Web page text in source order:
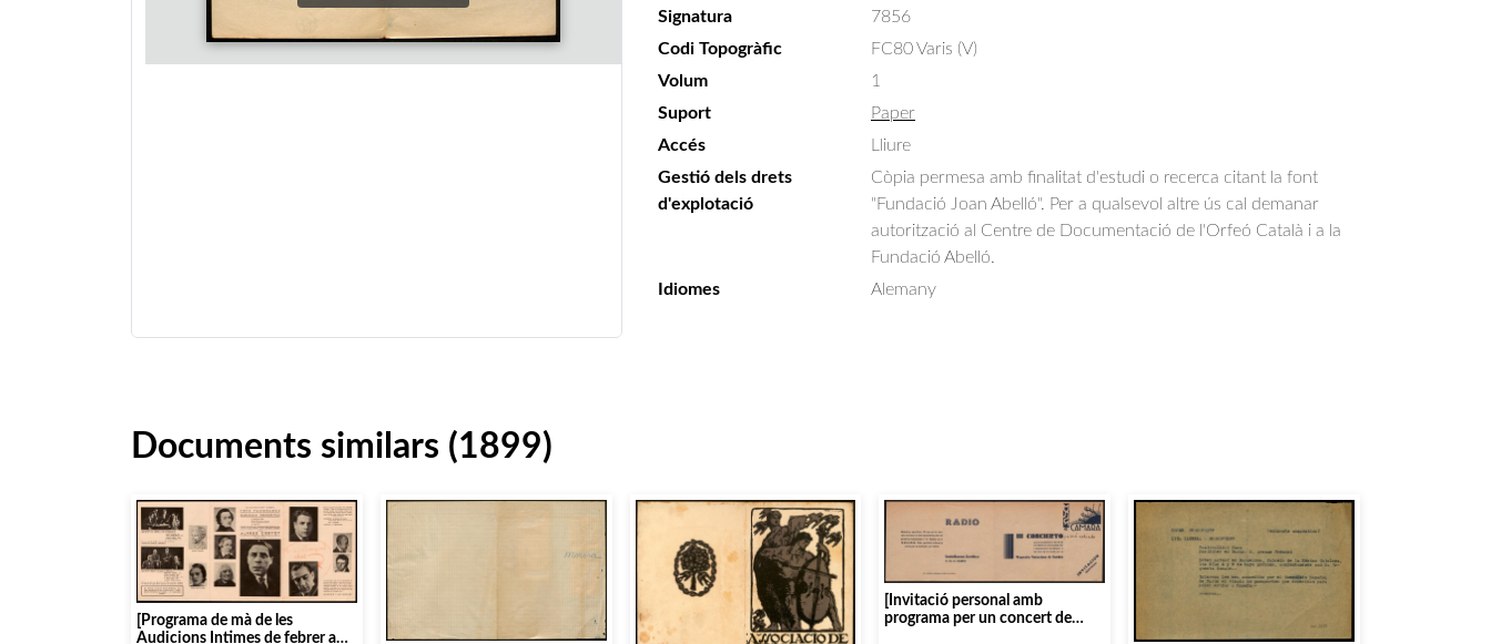
Signatura
7856
Codi Topogràfic
FC80 Varis (V)
Volum
1
Suport
Paper
Accés
Lliure
Gestió dels drets
d'explotació
Còpia permesa amb finalitat d'estudi o recerca citant la font
"Fundació Joan Abelló". Per a qualsevol altre ús cal demanar
autorització al Centre de Documentació de l'Orfeó Català i a la
Fundació Abelló.
Idiomes
Alemany
Documents similars (1899)
[Programa de mà de les
Audicions Intimes de febrer a
[Invitació personal amb
programa per un concert de